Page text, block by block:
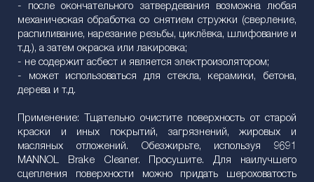
- после окончательного затвердевания возможна любая
механическая обработка со снятием стружки (сверление,
распиливание, нарезание резьбы, циклёвка, шлифование и
т.д.), а затем окраска или лакировка;
- не содержит асбест и является электроизолятором;
- может использоваться для стекла, керамики, бетона,
дерева и т.д.
Применение: Тщательно очистите поверхность от старой
краски и иных покрытий, загрязнений, жировых и
масляных отложений. Обезжирьте, используя 9691
MANNOL Brake Cleaner. Просушите. Для наилучшего
сцепления поверхности можно придать шероховатость